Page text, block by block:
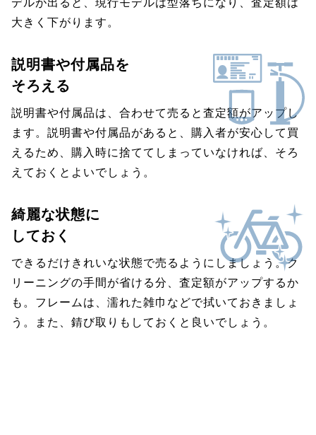
大きく下がります。
説明書や付属品を
そろえる
説明書や付属品は、合わせて売ると査定額がアップし
ます。説明書や付属品があると、購入者が安心して買
えるため、購入時に捨ててしまっていなければ、そろ
えておくとよいでしょう。
綺麗な状態に
しておく
できるだけきれいな状態で売るようにしましょう。ク
リーニングの手間が省ける分、査定額がアップするか
も。フレームは、濡れた雑巾などで拭いておきましょ
う。また、錆び取りもしておくと良いでしょう。